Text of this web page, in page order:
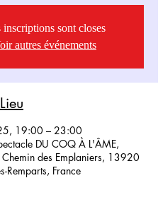
inscriptions sont closes
autres événements
19:00 – 23:00
DU COQ À L'ÂME,
des Emplaniers, 13920
Remparts, France